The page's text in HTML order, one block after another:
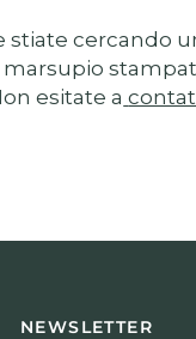
cercando
esitate a
NEWSLETTER